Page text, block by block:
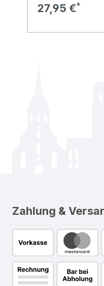
Regulärer
27,95 €
Zahlung &